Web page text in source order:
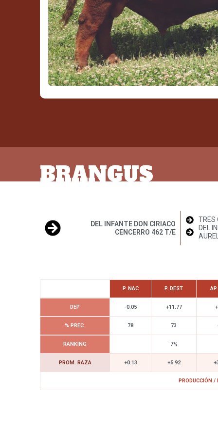
BRANGUS
DEL INFANTE DON CIRIACO
CENCERRO 462 T/E
TRES
DEL
P. NAC P. DEST
PRODUCCIÓN /
DEP -0.05 +11.77
% PREC. 78 73
RANKING 7%
PROM. RAZA +0.13 +5.92